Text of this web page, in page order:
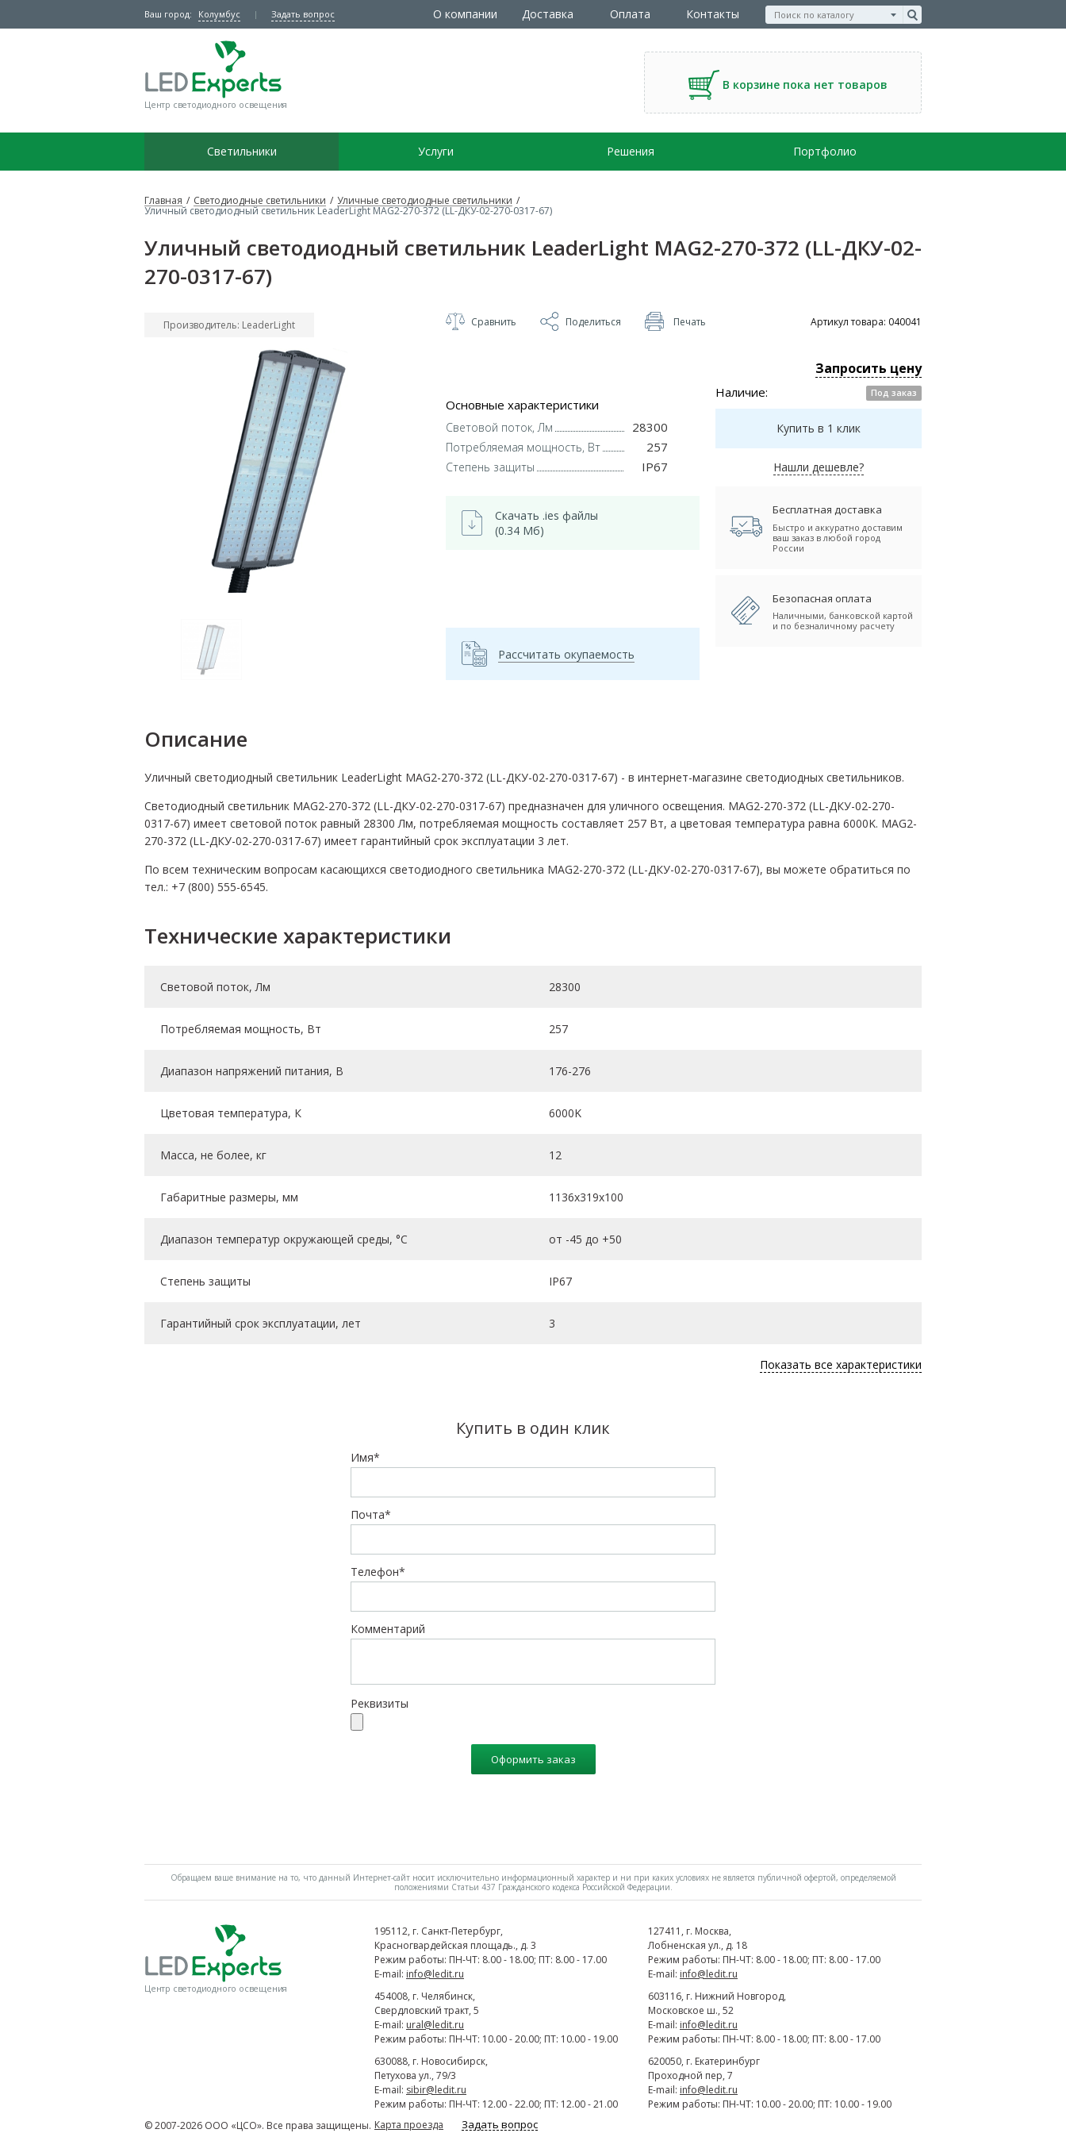
Ваш город: Колумбус Задать вопрос О компании Доставка Оплата Контакты
Центр светодиодного освещения
В корзине пока нет товаров
Светильники Услуги Решения Портфолио
Главная / Светодиодные светильники / Уличные светодиодные светильники /
Уличный светодиодный светильник LeaderLight MAG2-270-372 (LL-ДКУ-02-270-0317-67)
Уличный светодиодный светильник LeaderLight MAG2-270-372 (LL-ДКУ-02-
270-0317-67)
Производитель: LeaderLight Сравнить Поделиться Печать Артикул товара: 040041
Основные характеристики
Световой поток, Лм 28300
Потребляемая мощность, Вт 257
Степень защиты IP67
Скачать .ies файлы
(0.34 Мб)
Рассчитать окупаемость
Запросить цену
Наличие: Под заказ
Купить в 1 клик
Нашли дешевле?
Бесплатная доставка
Быстро и аккуратно доставим
ваш заказ в любой город
России
Безопасная оплата
Наличными, банковской картой
и по безналичному расчету
Описание
Уличный светодиодный светильник LeaderLight MAG2-270-372 (LL-ДКУ-02-270-0317-67) - в интернет-магазине светодиодных светильников.
Светодиодный светильник MAG2-270-372 (LL-ДКУ-02-270-0317-67) предназначен для уличного освещения. MAG2-270-372 (LL-ДКУ-02-270-
0317-67) имеет световой поток равный 28300 Лм, потребляемая мощность составляет 257 Вт, а цветовая температура равна 6000K. MAG2-
270-372 (LL-ДКУ-02-270-0317-67) имеет гарантийный срок эксплуатации 3 лет.
По всем техническим вопросам касающихся светодиодного светильника MAG2-270-372 (LL-ДКУ-02-270-0317-67), вы можете обратиться по
тел.: +7 (800) 555-6545.
Технические характеристики
Световой поток, Лм 28300
Потребляемая мощность, Вт 257
Диапазон напряжений питания, В 176-276
Цветовая температура, К 6000K
Масса, не более, кг 12
Габаритные размеры, мм 1136х319х100
Диапазон температур окружающей среды, °C от -45 до +50
Степень защиты IP67
Гарантийный срок эксплуатации, лет 3
Показать все характеристики
Купить в один клик
Имя*
Почта*
Телефон*
Комментарий
Реквизиты
Оформить заказ
Обращаем ваше внимание на то, что данный Интернет-сайт носит исключительно информационный характер и ни при каких условиях не является публичной офертой, определяемой
положениями Статьи 437 Гражданского кодекса Российской Федерации.
Центр светодиодного освещения
195112, г. Cанкт-Петербург,
Красногвардейская площадь., д. 3
Режим работы: ПН-ЧТ: 8.00 - 18.00; ПТ: 8.00 - 17.00
E-mail: info@ledit.ru
127411 , г. Москва,
Лобненская ул., д. 18
Режим работы: ПН-ЧТ: 8.00 - 18.00; ПТ: 8.00 - 17.00
E-mail: info@ledit.ru
454008, г. Челябинск,
Свердловский тракт, 5
E-mail: ural@ledit.ru
Режим работы: ПН-ЧТ: 10.00 - 20.00; ПТ: 10.00 - 19.00
603116, г. Нижний Новгород,
Московское ш., 52
E-mail: info@ledit.ru
Режим работы: ПН-ЧТ: 8.00 - 18.00; ПТ: 8.00 - 17.00
630088, г. Новосибирск,
Петухова ул., 79/3
E-mail: sibir@ledit.ru
Режим работы: ПН-ЧТ: 12.00 - 22.00; ПТ: 12.00 - 21.00
620050, г. Екатеринбург
Проходной пер, 7
E-mail: info@ledit.ru
Режим работы: ПН-ЧТ: 10.00 - 20.00; ПТ: 10.00 - 19.00
Карта проезда
Задать вопрос
© 2007-2026 ООО «ЦСО». Все права защищены.